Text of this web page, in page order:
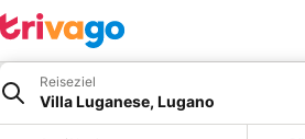
Reiseziel
Villa Luganese, Lugano